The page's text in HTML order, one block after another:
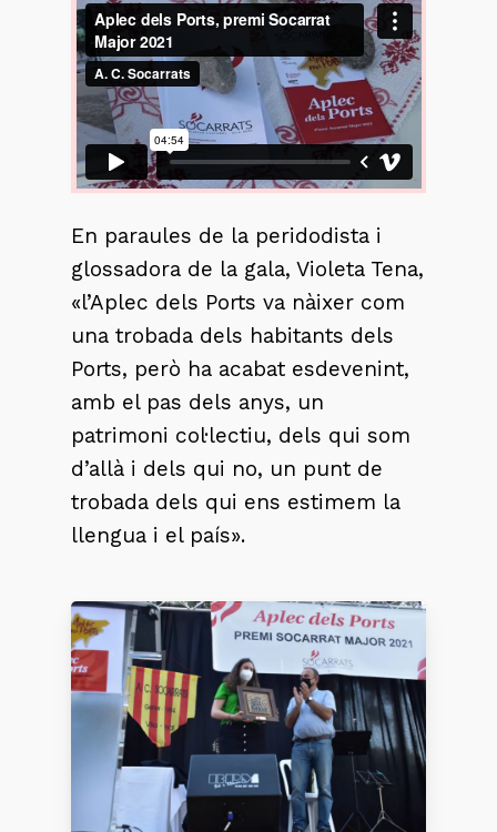
En paraules de la peridodista i
glossadora de la gala, Violeta Tena,
«l’Aplec dels Ports va nàixer com
una trobada dels habitants dels
Ports, però ha acabat esdevenint,
amb el pas dels anys, un
patrimoni col·lectiu, dels qui som
d’allà i dels qui no, un punt de
trobada dels qui ens estimem la
llengua i el país».